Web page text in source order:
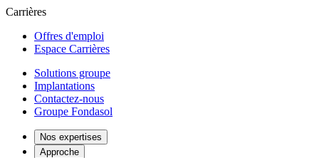
Carrières
Offres d'emploi
Espace Carrières
Solutions groupe
Implantations
Contactez-nous
Groupe Fondasol
Nos expertises
Approche